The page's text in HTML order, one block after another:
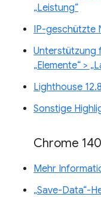
„Leistung“
IP-geschützte
Unterstützung
„Elemente“ >
Lighthouse
Sonstige
Chrome 140
Mehr
„Save-Data“-